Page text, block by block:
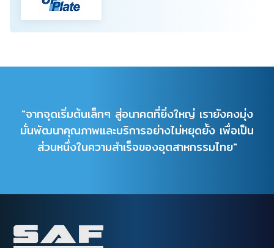
"จากจุดเริ่มต้นเล็กๆ สู่อนาคตที่ยิ่งใหญ่ เรายังคงมุ่ง
มั่นพัฒนาคุณภาพและบริการอย่างไม่หยุดยั้ง เพื่อเป็น
ส่วนหนึ่งในความสำเร็จของอุตสาหกรรมไทย"